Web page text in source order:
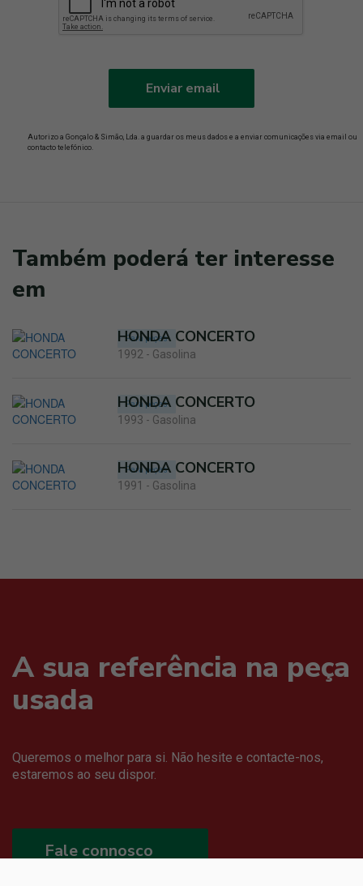
Enviar email
Autorizo a Gonçalo & Simão, Lda. a guardar os meus dados e a enviar comunicações via email ou
contacto telefónico.
Também poderá ter interesse
em
Para peças
HONDA CONCERTO
1992 - Gasolina
Para peças
HONDA CONCERTO
1993 - Gasolina
Para peças
HONDA CONCERTO
1991 - Gasolina
A sua referência na peça
usada
Queremos o melhor para si. Não hesite e contacte-nos,
estaremos ao seu dispor.
Fale connosco